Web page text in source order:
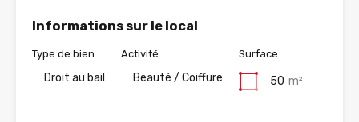
Informations sur le local
Type de bien
Droit au bail
Activité
Beauté / Coiffure
Surface
50 m²